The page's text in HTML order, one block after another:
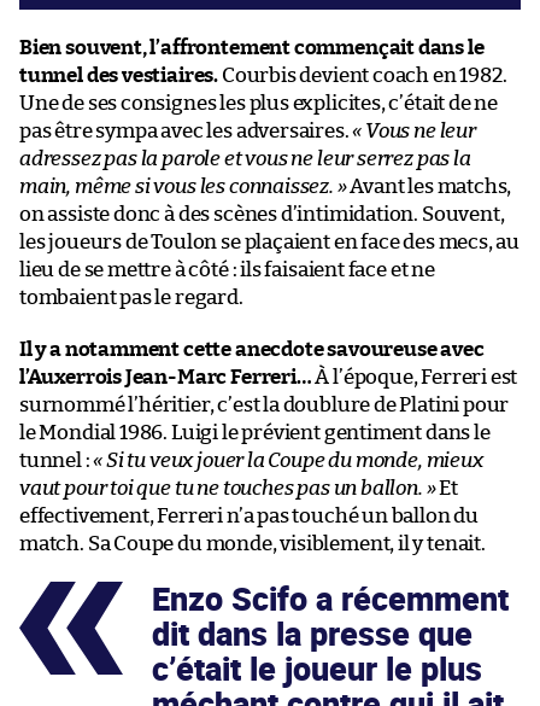
Bien souvent, l’affrontement commençait dans le
tunnel des vestiaires. Courbis devient coach en 1982.
Une de ses consignes les plus explicites, c’était de ne
pas être sympa avec les adversaires.« Vous ne leur
adressez pas la parole et vous ne leur serrez pas la
main, même si vous les connaissez. »Avant les matchs,
on assiste donc à des scènes d’intimidation. Souvent,
les joueurs de Toulon se plaçaient en face des mecs, au
lieu de se mettre à côté : ils faisaient face et ne
tombaient pas le regard.
Il y a notamment cette anecdote savoureuse avec
l’Auxerrois Jean-Marc Ferreri…À l’époque, Ferreri est
surnommé l’héritier, c’est la doublure de Platini pour
le Mondial 1986. Luigi le prévient gentiment dans le
tunnel :« Si tu veux jouer la Coupe du monde, mieux
vaut pour toi que tu ne touches pas un ballon. »Et
effectivement, Ferreri n’a pas touché un ballon du
match. Sa Coupe du monde, visiblement, il y tenait.
Enzo Scifo a récemment
dit dans la presse que
c’était le joueur le plus